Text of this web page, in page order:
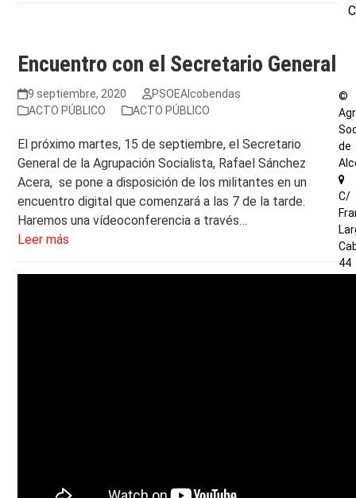
Encuentro con el Secretario General
9 septiembre, 2020
PSOEAlcobendas
ACTO PÚBLICO
ACTO PÚBLICO
El próximo martes, 15 de septiembre, el Secretario
General de la Agrupación Socialista, Rafael Sánchez
Acera, se pone a disposición de los militantes en un
encuentro digital que comenzará a las 7 de la tarde.
Haremos una vídeoconferencia a través…
Leer más
©
de
C/
44